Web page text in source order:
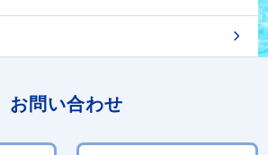
お問い合わせ